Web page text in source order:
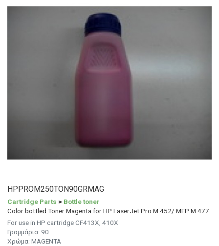
HPPROM250TON90GRMAG
Cartridge Parts > Bottle toner
Color bottled Toner Magenta for HP LaserJet Pro M 452/ MFP M 477
For use in HP cartridge CF413X, 410X
Γραμμάρια: 90
Χρώμα: MAGENTA